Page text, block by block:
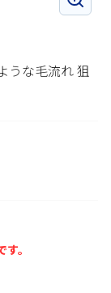
うな毛流れ 狙
。